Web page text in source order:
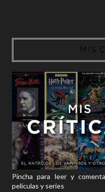
MIS
Pincha para leer y
películas y series